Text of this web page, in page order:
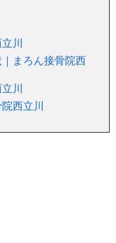
川
まろん接骨院西
川
西立川